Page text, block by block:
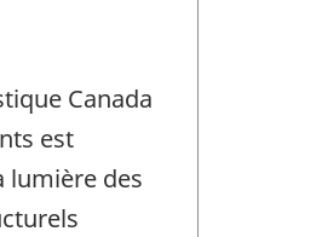
Canada
est
lumière des